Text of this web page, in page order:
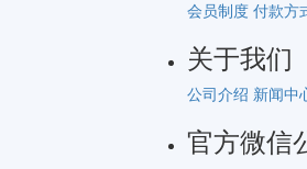
会员制度 付款方
关于我们
公司介绍 新闻中
官方微信